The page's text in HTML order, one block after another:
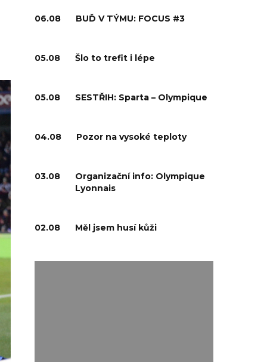
06.08 BUĎ V TÝMU: FOCUS #3
05.08 Šlo to trefit i lépe
05.08 SESTŘIH: Sparta – Olympique
04.08 Pozor na vysoké teploty
03.08
Organizační info: Olympique
Lyonnais
02.08 Měl jsem husí kůži